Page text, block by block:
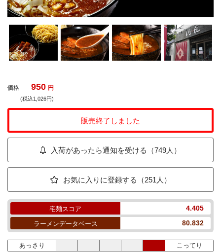
価格 950 円
(税込1,026円)
販売終了しました
入荷があったら通知を受ける（749人）
お気に入りに登録する（251人）
宅麺スコア 4.405
ラーメンデータベース 80.832
あっさり こってり